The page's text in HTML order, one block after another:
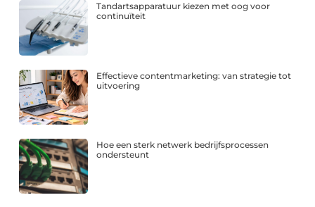
Tandartsapparatuur kiezen met oog voor
continuïteit
Effectieve contentmarketing: van strategie tot
uitvoering
Hoe een sterk netwerk bedrijfsprocessen
ondersteunt